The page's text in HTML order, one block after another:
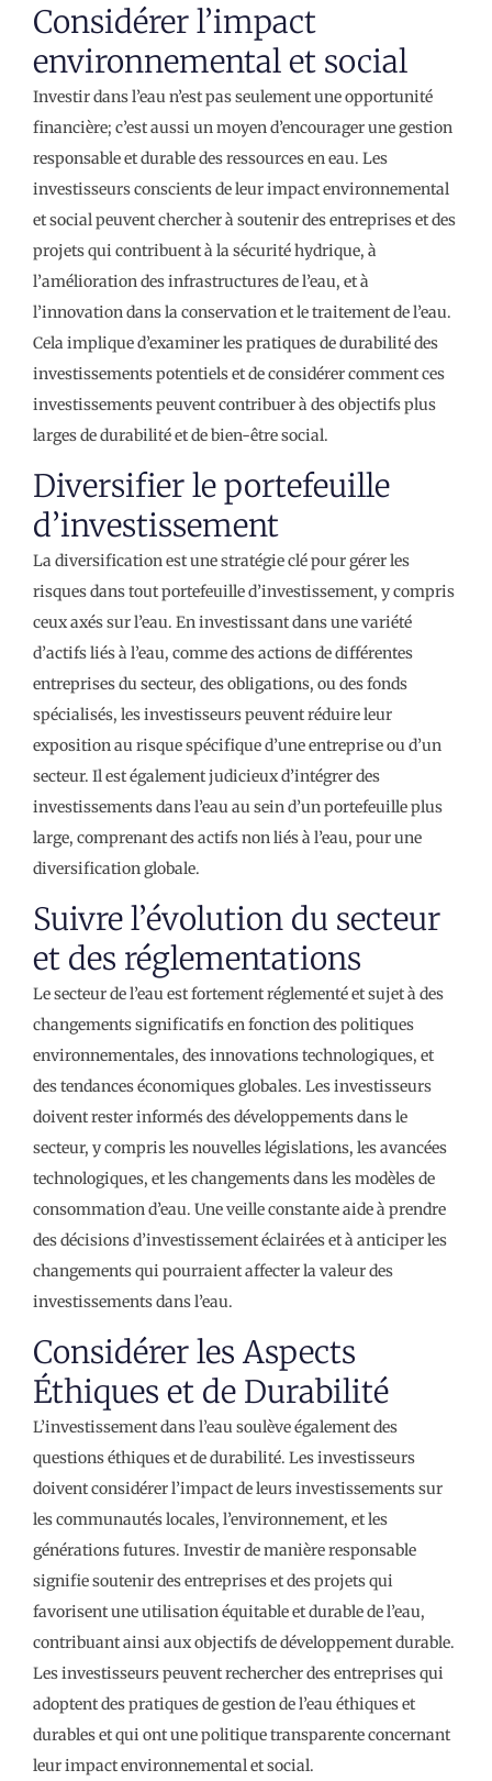
Considérer l’impact
environnemental et social
Investir dans l’eau n’est pas seulement une opportunité
financière; c’est aussi un moyen d’encourager une gestion
responsable et durable des ressources en eau. Les
investisseurs conscients de leur impact environnemental
et social peuvent chercher à soutenir des entreprises et des
projets qui contribuent à la sécurité hydrique, à
l’amélioration des infrastructures de l’eau, et à
l’innovation dans la conservation et le traitement de l’eau.
Cela implique d’examiner les pratiques de durabilité des
investissements potentiels et de considérer comment ces
investissements peuvent contribuer à des objectifs plus
larges de durabilité et de bien-être social.
Diversifier le portefeuille
d’investissement
La diversification est une stratégie clé pour gérer les
risques dans tout portefeuille d’investissement, y compris
ceux axés sur l’eau. En investissant dans une variété
d’actifs liés à l’eau, comme des actions de différentes
entreprises du secteur, des obligations, ou des fonds
spécialisés, les investisseurs peuvent réduire leur
exposition au risque spécifique d’une entreprise ou d’un
secteur. Il est également judicieux d’intégrer des
investissements dans l’eau au sein d’un portefeuille plus
large, comprenant des actifs non liés à l’eau, pour une
diversification globale.
Suivre l’évolution du secteur
et des réglementations
Le secteur de l’eau est fortement réglementé et sujet à des
changements significatifs en fonction des politiques
environnementales, des innovations technologiques, et
des tendances économiques globales. Les investisseurs
doivent rester informés des développements dans le
secteur, y compris les nouvelles législations, les avancées
technologiques, et les changements dans les modèles de
consommation d’eau. Une veille constante aide à prendre
des décisions d’investissement éclairées et à anticiper les
changements qui pourraient affecter la valeur des
investissements dans l’eau.
Considérer les Aspects
Éthiques et de Durabilité
L’investissement dans l’eau soulève également des
questions éthiques et de durabilité. Les investisseurs
doivent considérer l’impact de leurs investissements sur
les communautés locales, l’environnement, et les
générations futures. Investir de manière responsable
signifie soutenir des entreprises et des projets qui
favorisent une utilisation équitable et durable de l’eau,
contribuant ainsi aux objectifs de développement durable.
Les investisseurs peuvent rechercher des entreprises qui
adoptent des pratiques de gestion de l’eau éthiques et
durables et qui ont une politique transparente concernant
leur impact environnemental et social.